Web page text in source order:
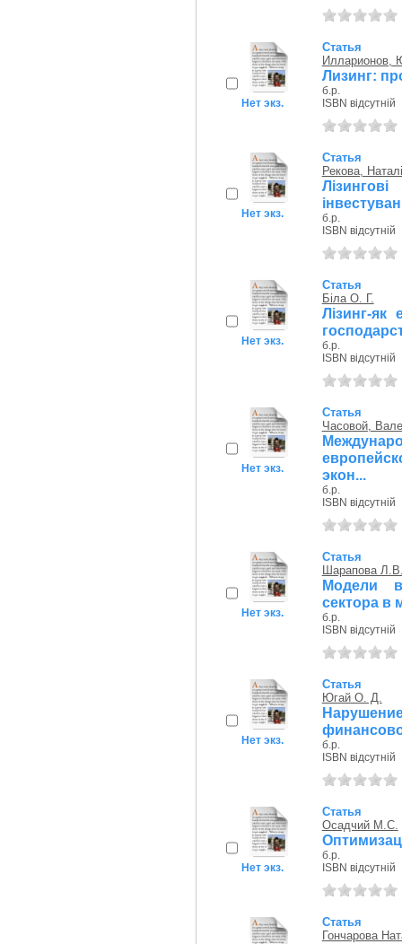
Нет экз.
Статья
Илларионов,
Лизинг:
б.р.
ISBN відсутній
Нет экз.
Статья
Рекова,
б.р.
ISBN відсутній
Нет экз.
Статья
Біла О. Г.
Лізинг-як
б.р.
ISBN відсутній
Нет экз.
Статья
Часовой,
экон...
б.р.
ISBN відсутній
Нет экз.
Статья
Шарапова
Модели
сектора в
б.р.
ISBN відсутній
Нет экз.
Статья
Югай О. Д.
б.р.
ISBN відсутній
Нет экз.
Статья
Осадчий М.С.
б.р.
ISBN відсутній
Статья
Гончарова